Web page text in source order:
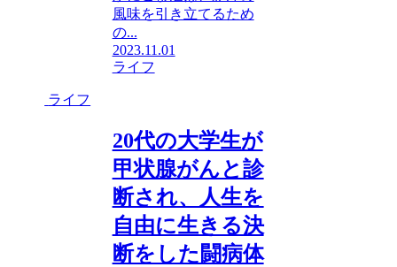
風味を引き立てるため
の...
2023.11.01
ライフ
ライフ
20代の大学生が
甲状腺がんと診
断され、人生を
自由に生きる決
断をした闘病体